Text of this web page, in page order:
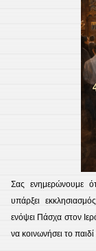
Σας ενημερώνουμε
υπάρξει
ενόψει Πάσχα στον
να κοινωνήσει το